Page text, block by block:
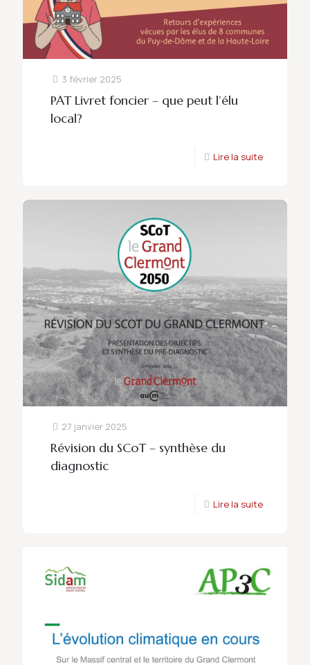
3 février 2025
PAT Livret foncier – que peut l’élu
local?
Lire la suite
27 janvier 2025
Révision du SCoT – synthèse du
diagnostic
Lire la suite